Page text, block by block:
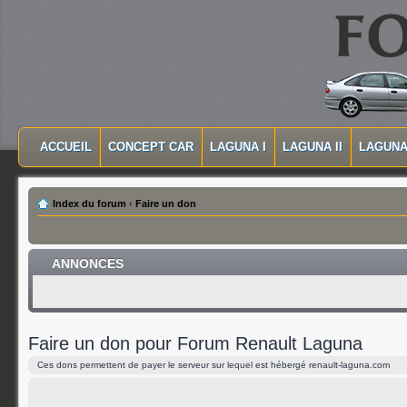
MENU PRINCIPAL
ACCUEIL CONCEPT CAR LAGUNA I LAGUNA II
Index du forum ‹ Faire un don
ANNONCES
Faire un don pour Forum Renault Laguna
Ces dons permettent de payer le serveur sur lequel est hébergé renault-laguna.com